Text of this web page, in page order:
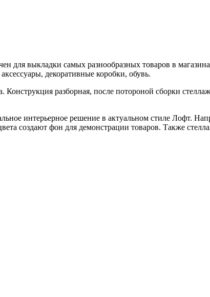
для выкладки самых разнообразных товаров в
декоративные коробки, обувь.
разборная, после потороной сборки
интерьерное решение в актуальном стиле Лофт.
создают фон для демонстрации товаров. Также